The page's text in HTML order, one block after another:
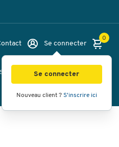
Se connecter
Se connecter
Nouveau client ? S'inscrire ici
0
Service & Planification Inspirations
360